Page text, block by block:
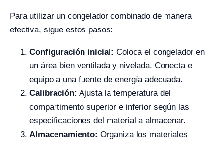
Para utilizar un congelador combinado de manera
efectiva, sigue estos pasos:
Configuración inicial: Coloca el congelador en
un área bien ventilada y nivelada. Conecta el
equipo a una fuente de energía adecuada.
Calibración: Ajusta la temperatura del
compartimento superior e inferior según las
especificaciones del material a almacenar.
Almacenamiento: Organiza los materiales